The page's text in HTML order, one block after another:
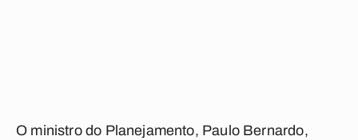
O ministro do Planejamento, Paulo Bernardo,